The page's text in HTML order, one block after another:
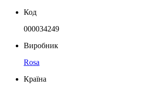
Код
000034249
Виробник
Rosa
Країна